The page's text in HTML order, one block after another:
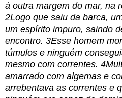
à outra margem do mar, na
2Logo que saiu da barca,
um espírito impuro, saindo
encontro. 3Esse homem
túmulos e ninguém
mesmo com correntes.
amarrado com algemas e
arrebentava as correntes e